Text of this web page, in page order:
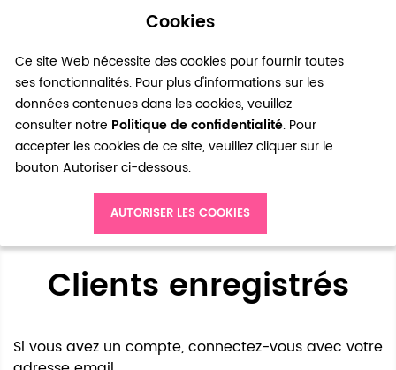
Cookies
Ce site Web nécessite des cookies pour fournir toutes
ses fonctionnalités. Pour plus d'informations sur les
données contenues dans les cookies, veuillez
consulter notre Politique de confidentialité. Pour
accepter les cookies de ce site, veuillez cliquer sur le
bouton Autoriser ci-dessous.
AUTORISER LES COOKIES
0
Accès client
Clients enregistrés
Si vous avez un compte, connectez-vous avec votre